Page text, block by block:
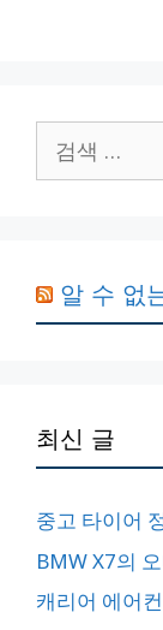
색:
알 수 없
최신 글
중고 타이어
BMW X7의
캐리어 에어